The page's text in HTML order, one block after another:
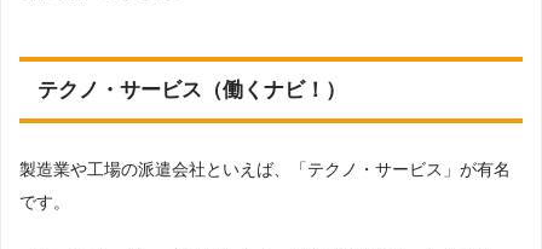
テクノ・サービス（働くナビ！）
製造業や工場の派遣会社といえば、「テクノ・サービス」が有名
です。